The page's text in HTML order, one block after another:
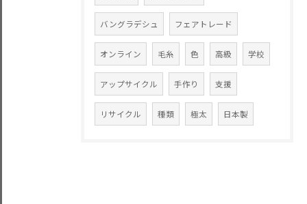
バングラデシュ フェアトレード
オンライン 毛糸 色 高級 学校
アップサイクル 手作り 支援
リサイクル 種類 極太 日本製